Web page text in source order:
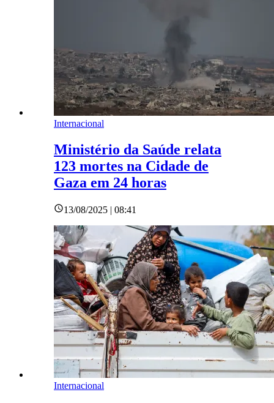
Internacional
Ministério da Saúde relata
123 mortes na Cidade de
Gaza em 24 horas
13/08/2025 | 08:41
Internacional